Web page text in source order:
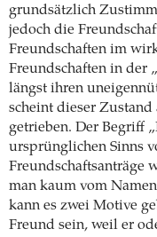
grundsätzlich
jedoch die
Freundschaften im
Freundschaften in der
längst ihren
scheint dieser Zustand
getrieben. Der Begriff
ursprünglichen Sinns
Freundschaftsanträge
man kaum vom
kann es zwei Motive
Freund sein, weil er